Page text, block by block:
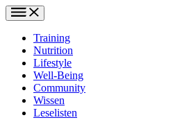
Training
Nutrition
Lifestyle
Well-Being
Community
Wissen
Leselisten